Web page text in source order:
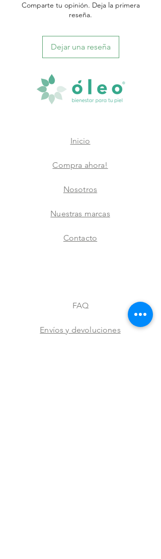
Comparte tu opinión. Deja la primera
reseña.
Dejar una reseña
Inicio
Compra ahora!
Nosotros
Nuestras marcas
Contacto
FAQ
Envíos y devoluciones